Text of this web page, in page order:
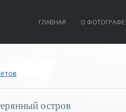
ГЛАВНАЯ О ФОТОГРАФЕ
остров